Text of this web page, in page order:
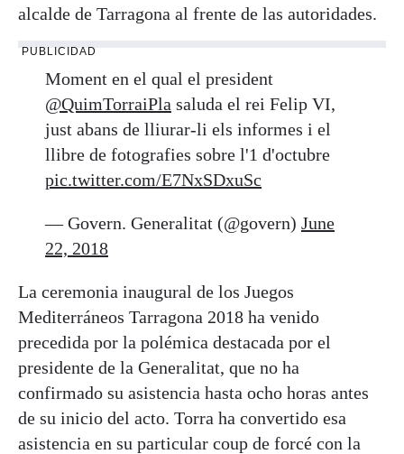
alcalde de Tarragona al frente de las autoridades.
PUBLICIDAD
Moment en el qual el president
@QuimTorraiPla saluda el rei Felip VI,
just abans de lliurar-li els informes i el
llibre de fotografies sobre l'1 d'octubre
pic.twitter.com/E7NxSDxuSc
— Govern. Generalitat (@govern) June
22, 2018
La ceremonia inaugural de los Juegos
Mediterráneos Tarragona 2018 ha venido
precedida por la polémica destacada por el
presidente de la Generalitat, que no ha
confirmado su asistencia hasta ocho horas antes
de su inicio del acto. Torra ha convertido esa
asistencia en su particular coup de forcé con la